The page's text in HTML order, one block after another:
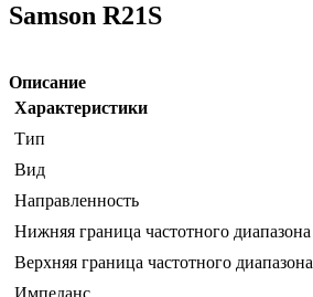
Samson R21S
Описание
Характеристики
Тип
Вид
Направленность
Нижняя граница частотного диапазона
Верхняя граница частотного диапазона